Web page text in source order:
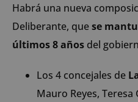
Habrá una nueva
Deliberante, quese
últimos 8 años del
Los 4 concejales de
Mauro Reyes,